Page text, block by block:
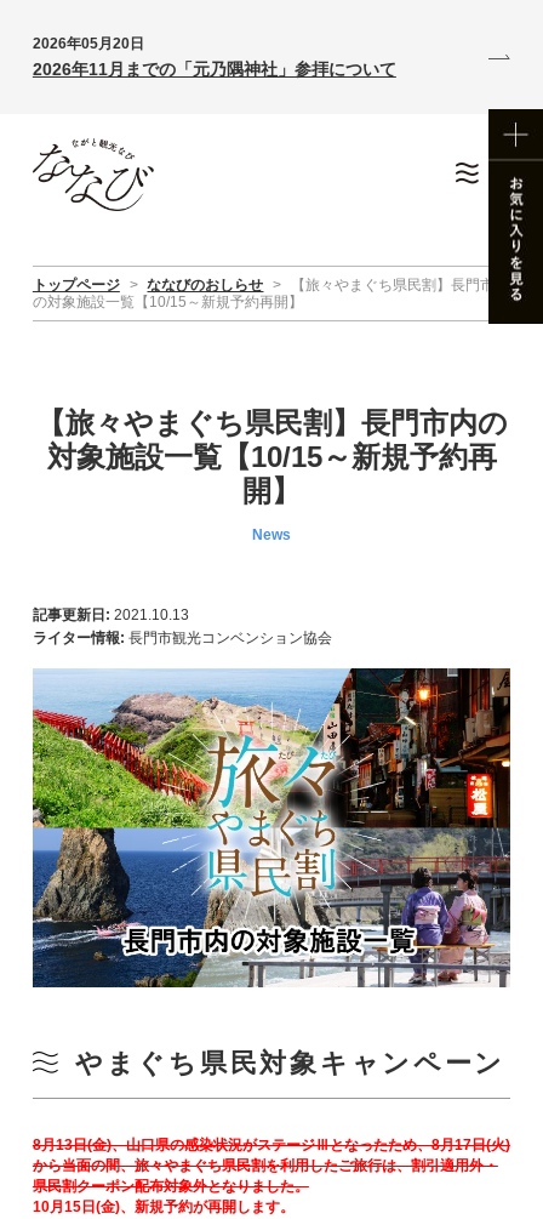
2026年05月20日
2026年11月までの「元乃隅神社」参拝について
トップページ > ななびのおしらせ >
【旅々やまぐち県民割】長門市内
の対象施設一覧【10/15～新規予約再開】
【旅々やまぐち県民割】長門市内の
対象施設一覧【10/15～新規予約再
開】
News
記事更新日: 2021.10.13
ライター情報: 長門市観光コンベンション協会
やまぐち県民対象キャンペーン
8月13日(金)、山口県の感染状況がステージⅢとなったため、8月17日(火)
から当面の間、旅々やまぐち県民割を利用したご旅行は、割引適用外・
県民割クーポン配布対象外となりました。
10月15日(金)、新規予約が再開します。